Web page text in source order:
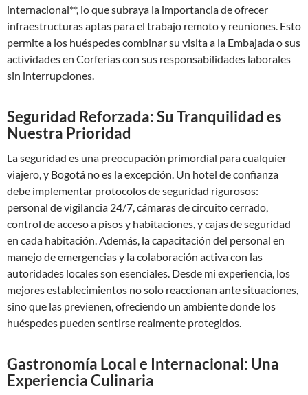
internacional**, lo que subraya la importancia de ofrecer
infraestructuras aptas para el trabajo remoto y reuniones. Esto
permite a los huéspedes combinar su visita a la Embajada o sus
actividades en Corferias con sus responsabilidades laborales
sin interrupciones.
Seguridad Reforzada: Su Tranquilidad es
Nuestra Prioridad
La seguridad es una preocupación primordial para cualquier
viajero, y Bogotá no es la excepción. Un hotel de confianza
debe implementar protocolos de seguridad rigurosos:
personal de vigilancia 24/7, cámaras de circuito cerrado,
control de acceso a pisos y habitaciones, y cajas de seguridad
en cada habitación. Además, la capacitación del personal en
manejo de emergencias y la colaboración activa con las
autoridades locales son esenciales. Desde mi experiencia, los
mejores establecimientos no solo reaccionan ante situaciones,
sino que las previenen, ofreciendo un ambiente donde los
huéspedes pueden sentirse realmente protegidos.
Gastronomía Local e Internacional: Una
Experiencia Culinaria